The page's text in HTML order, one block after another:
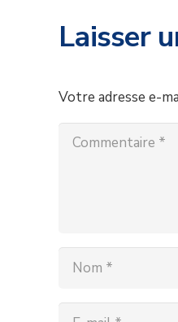
Laisser
Votre adresse e-